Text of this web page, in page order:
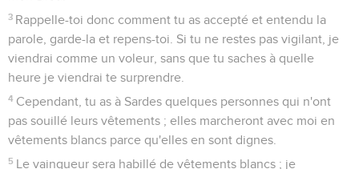
3 Rappelle-toi donc comment tu as accepté et entendu la
parole, garde-la et repens-toi. Si tu ne restes pas vigilant, je
viendrai comme un voleur, sans que tu saches à quelle
heure je viendrai te surprendre.
4 Cependant, tu as à Sardes quelques personnes qui n'ont
pas souillé leurs vêtements ; elles marcheront avec moi en
vêtements blancs parce qu'elles en sont dignes.
5 Le vainqueur sera habillé de vêtements blancs ; je